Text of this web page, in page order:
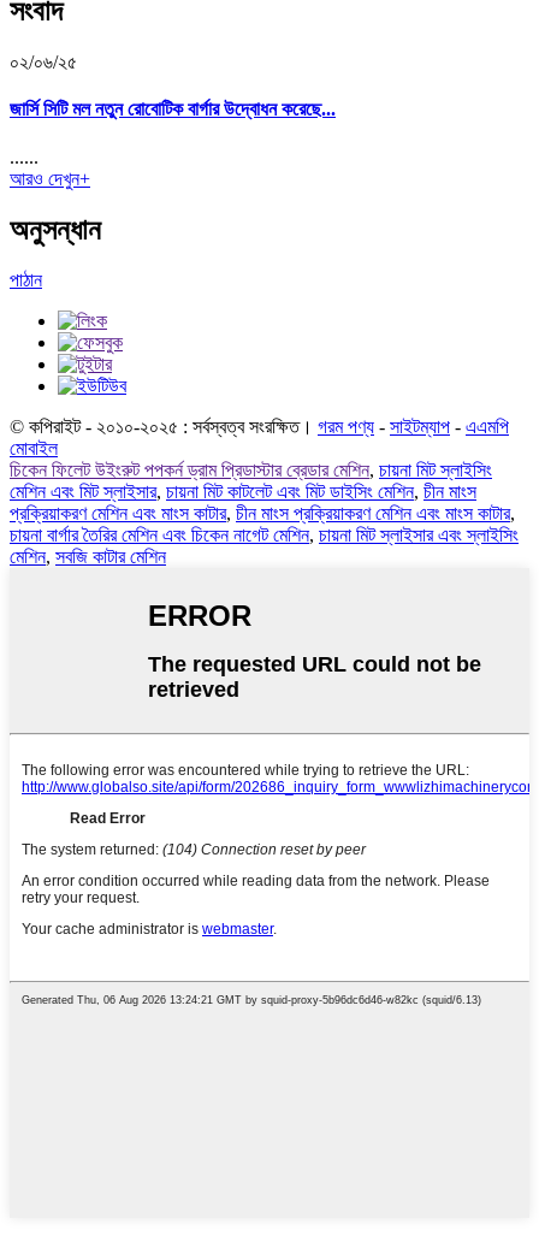
সংবাদ
০২/০৬/২৫
জার্সি সিটি মল নতুন রোবোটিক বার্গার উদ্বোধন করেছে...
......
আরও দেখুন+
অনুসন্ধান
পাঠান
© কপিরাইট - ২০১০-২০২৫ : সর্বস্বত্ব সংরক্ষিত। গরম পণ্য - সাইটম্যাপ - এএমপি
মোবাইল
চিকেন ফিলেট উইংরুট পপকর্ন ড্রাম প্রিডাস্টার ব্রেডার মেশিন, চায়না মিট স্লাইসিং
মেশিন এবং মিট স্লাইসার, চায়না মিট কাটলেট এবং মিট ডাইসিং মেশিন, চীন মাংস
প্রক্রিয়াকরণ মেশিন এবং মাংস কাটার, চীন মাংস প্রক্রিয়াকরণ মেশিন এবং মাংস কাটার,
চায়না বার্গার তৈরির মেশিন এবং চিকেন নাগেট মেশিন, চায়না মিট স্লাইসার এবং স্লাইসিং
মেশিন, সবজি কাটার মেশিন